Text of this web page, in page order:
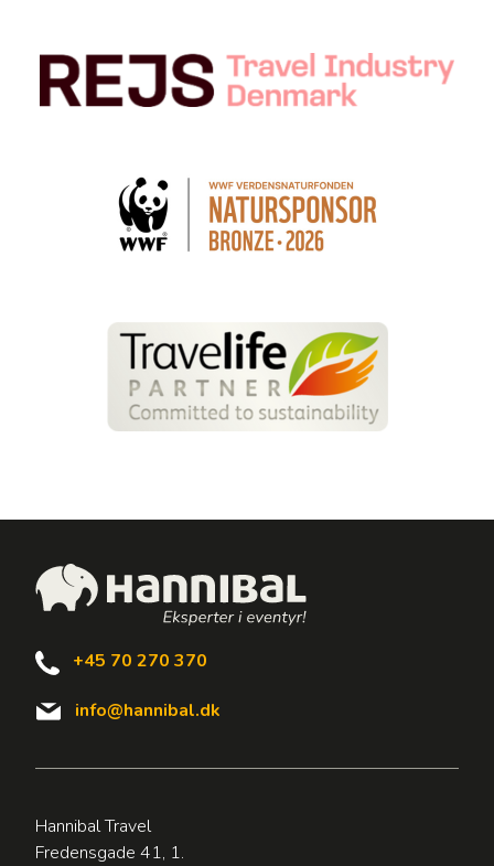
+45 70 270 370
info@hannibal.dk
Hannibal Travel
Fredensgade 41, 1.